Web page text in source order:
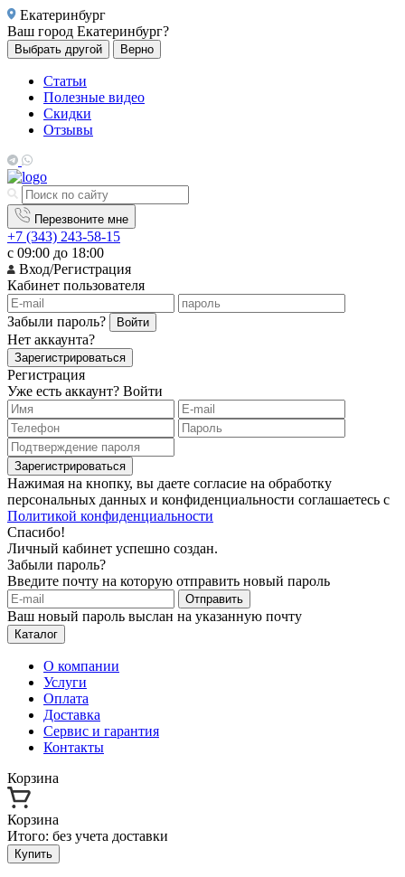
Екатеринбург
Ваш город Екатеринбург?
Выбрать другой Верно
Статьи
Полезные видео
Скидки
Отзывы
Перезвоните мне
+7 (343) 243-58-15
с 09:00 до 18:00
Вход/Регистрация
Кабинет пользователя
Забыли пароль? Войти
Нет аккаунта?
Зарегистрироваться
Регистрация
Уже есть аккаунт? Войти
Зарегистрироваться
Нажимая на кнопку, вы даете согласие на обработку
персональных данных и конфиденциальности соглашаетесь с
Политикой конфиденциальности
Спасибо!
Личный кабинет успешно создан.
Забыли пароль?
Введите почту на которую отправить новый пароль
Отправить
Ваш новый пароль выслан на указанную почту
Каталог
О компании
Услуги
Оплата
Доставка
Сервис и гарантия
Контакты
Корзина
Корзина
Итого: без учета доставки
Купить